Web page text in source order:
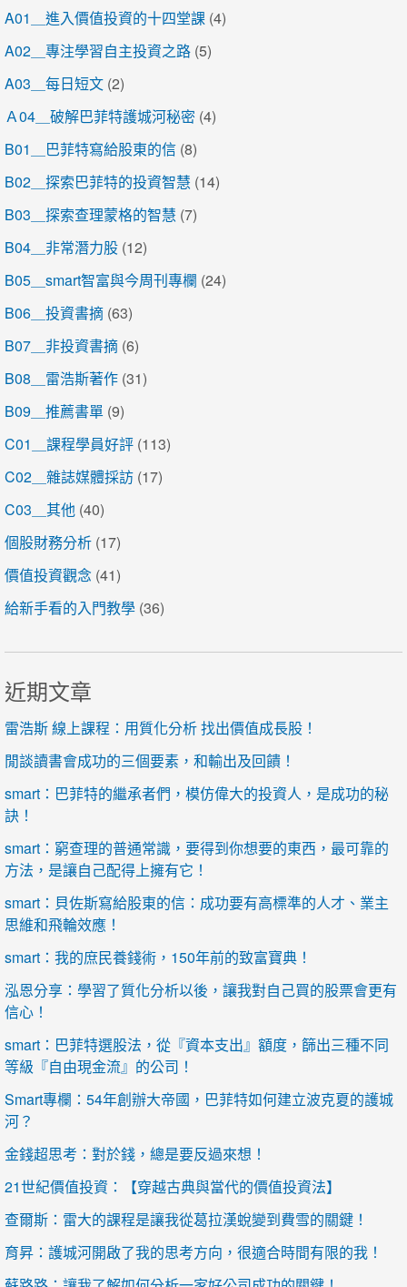
A01＿進入價值投資的十四堂課 (4)
A02＿專注學習自主投資之路 (5)
A03＿每日短文 (2)
Ａ04＿破解巴菲特護城河秘密 (4)
B01＿巴菲特寫給股東的信 (8)
B02＿探索巴菲特的投資智慧 (14)
B03＿探索查理蒙格的智慧 (7)
B04＿非常潛力股 (12)
B05＿smart智富與今周刊專欄 (24)
B06＿投資書摘 (63)
B07＿非投資書摘 (6)
B08＿雷浩斯著作 (31)
B09＿推薦書單 (9)
C01＿課程學員好評 (113)
C02＿雜誌媒體採訪 (17)
C03＿其他 (40)
個股財務分析 (17)
價值投資觀念 (41)
給新手看的入門教學 (36)
近期文章
雷浩斯 線上課程：用質化分析 找出價值成長股！
閒談讀書會成功的三個要素，和輸出及回饋！
smart：巴菲特的繼承者們，模仿偉大的投資人，是成功的秘
訣！
smart：窮查理的普通常識，要得到你想要的東西，最可靠的
方法，是讓自己配得上擁有它！
smart：貝佐斯寫給股東的信：成功要有高標準的人才、業主
思維和飛輪效應！
smart：我的庶民養錢術，150年前的致富寶典！
泓恩分享：學習了質化分析以後，讓我對自己買的股票會更有
信心！
smart：巴菲特選股法，從『資本支出』額度，篩出三種不同
等級『自由現金流』的公司！
Smart專欄：54年創辦大帝國，巴菲特如何建立波克夏的護城
河？
金錢超思考：對於錢，總是要反過來想！
21世紀價值投資：【穿越古典與當代的價值投資法】
查爾斯：雷大的課程是讓我從葛拉漢蛻變到費雪的關鍵！
育昇：護城河開啟了我的思考方向，很適合時間有限的我！